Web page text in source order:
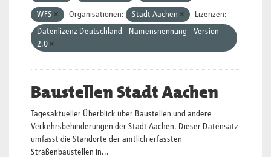
WFS Organisationen: Stadt Aachen
Lizenzen:
Datenlizenz Deutschland - Namensnennung - Version
2.0
Baustellen Stadt Aachen
Tagesaktueller Überblick über Baustellen und andere
Verkehrsbehinderungen der Stadt Aachen. Dieser Datensatz
umfasst die Standorte der amtlich erfassten
Straßenbaustellen in...